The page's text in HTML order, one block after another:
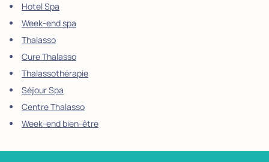
Hotel Spa
Week-end spa
Thalasso
Cure Thalasso
Thalassothérapie
Séjour Spa
Centre Thalasso
Week-end bien-être